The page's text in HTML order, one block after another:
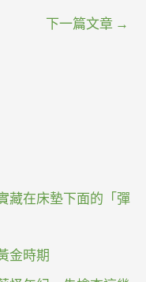
下一篇文章 →
藏在床墊下面的「彈
金時期